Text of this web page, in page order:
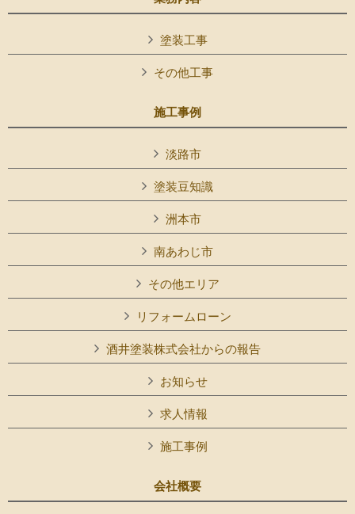
塗装工事
その他工事
施工事例
淡路市
塗装豆知識
洲本市
南あわじ市
その他エリア
リフォームローン
酒井塗装株式会社からの報告
お知らせ
求人情報
施工事例
会社概要